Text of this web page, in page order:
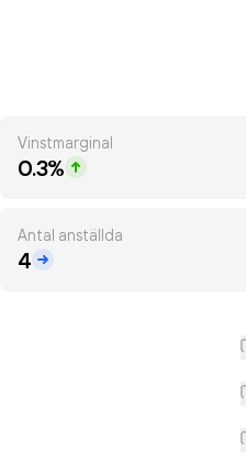
Vinstmarginal
0.3%
Antal anställda
4